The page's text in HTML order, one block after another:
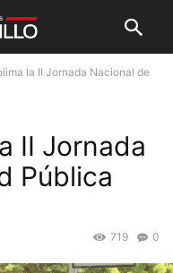
la II Jornada Nacional de
II Jornada
Pública
0
719